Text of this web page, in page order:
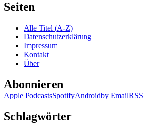
Seiten
Alle Titel (A-Z)
Datenschutzerklärung
Impressum
Kontakt
Über
Abonnieren
Apple PodcastsSpotifyAndroidby EmailRSS
Schlagwörter